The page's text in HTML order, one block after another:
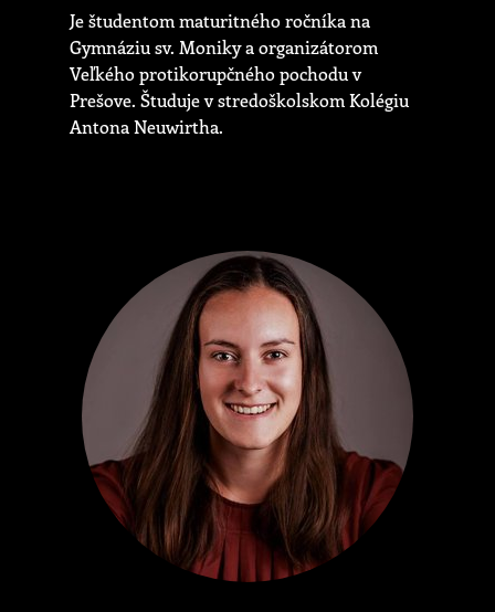
Je študentom maturitného ročníka na
Gymnáziu sv. Moniky a organizátorom
Veľkého protikorupčného pochodu v
Prešove. Študuje v stredoškolskom Kolégiu
Antona Neuwirtha.